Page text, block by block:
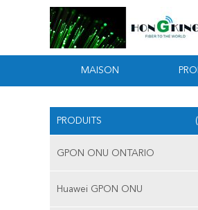
MAISON
PRODUITS
GPON ONU ONTARIO
Huawei GPON ONU